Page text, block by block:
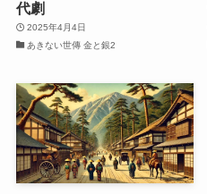
代劇
2025年4月4日
あきない世傳 金と銀2